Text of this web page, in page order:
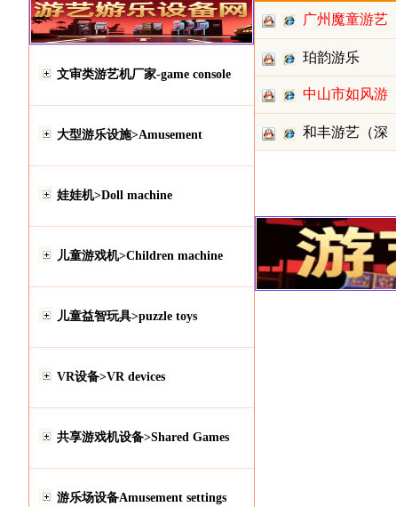
文审类游艺机厂家-game console
大型游乐设施>Amusement
娃娃机>Doll machine
儿童游戏机>Children machine
儿童益智玩具>puzzle toys
VR设备>VR devices
共享游戏机设备>Shared Games
游乐场设备Amusement settings
广州魔童游艺
设备有限珀韵游乐
中山市如风游
乐设备有和丰游艺（深